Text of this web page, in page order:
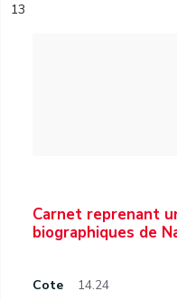
13
Carnet reprenant
biographiques de
Cote 14.24